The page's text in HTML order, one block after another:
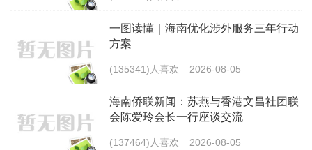
一图读懂｜海南优化涉外服务三年行动
方案
(135341)人喜欢 2026-08-05
海南侨联新闻：苏燕与香港文昌社团联
会陈爱玲会长一行座谈交流
(137464)人喜欢 2026-08-05